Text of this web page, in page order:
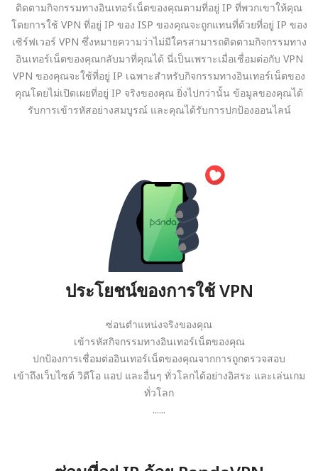
ติดตามกิจกรรมทางอินเทอร์เน็ตของคุณตามที่อยู่ IP ที่พวกเขาให้คุณ
โดยการใช้ VPN ที่อยู่ IP ของ ISP ของคุณจะถูกแทนที่ด้วยที่อยู่ IP ของ
เซิร์ฟเวอร์ VPN ซึ่งหมายความว่าไม่มีใครสามารถติดตามกิจกรรมทาง
อินเทอร์เน็ตของคุณกลับมาที่คุณได้ นี่เป็นเพราะเมื่อเชื่อมต่อกับ VPN
VPN ของคุณจะใช้ที่อยู่ IP เฉพาะสำหรับกิจกรรมทางอินเทอร์เน็ตของ
คุณโดยไม่เปิดเผยที่อยู่ IP จริงของคุณ ยิ่งไปกว่านั้น ข้อมูลของคุณได้
รับการเข้ารหัสอย่างสมบูรณ์ และคุณได้รับการปกป้องออนไลน์
ประโยชน์ของการใช้ VPN
ซ่อนตำแหน่งจริงของคุณ
เข้ารหัสกิจกรรมทางอินเทอร์เน็ตของคุณ
ปกป้องการเชื่อมต่ออินเทอร์เน็ตของคุณจากการถูกตรวจสอบ
เข้าถึงเว็บไซต์ วิดีโอ แอป และอื่นๆ ทั่วโลกได้อย่างอิสระ และเล่นเกม
ทั่วโลก
......